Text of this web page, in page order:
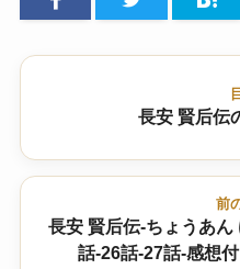
長安 賢后伝
前
長安 賢后伝-ちょうあ
話-26話-27話-感想